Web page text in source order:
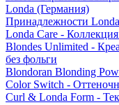
Londa (Германия)
Принадлежности Londa
Londa Care -
Blondes Unlimited -
без фольги
Blondoran Blonding
Color Switch -
Curl & Londa Form -